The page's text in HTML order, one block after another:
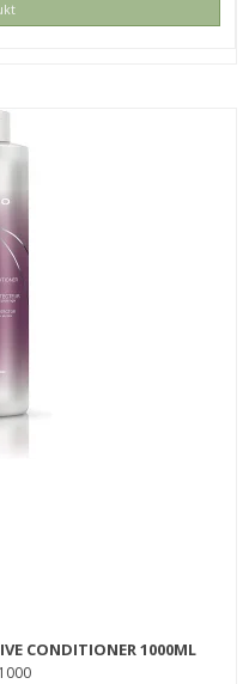
CONDITIONER 1000ML